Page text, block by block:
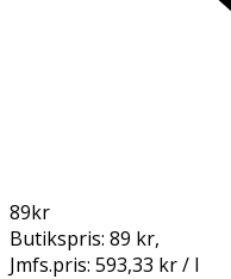
89kr
Butikspris: 89 kr,
Jmfs.pris: 593,33 kr / l